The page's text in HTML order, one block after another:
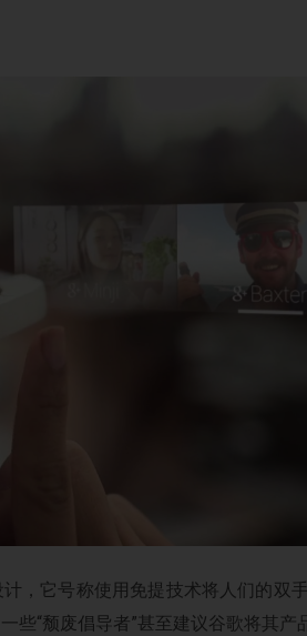
，它号称使用免提技术将人们的双
“颓废倡导者”甚至建议谷歌将其产